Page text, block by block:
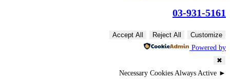
03-931-5161
Customize
Reject All
Accept All
Powered by
✖
►
Necessary Cookies Always Active